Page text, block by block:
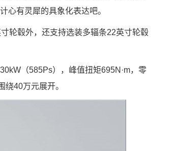
心有灵犀的具象化表达吧。
轮毂外，还支持选装多辐条22英寸轮毂
（585Ps），峰值扭矩695N·m，零
40万元展开。